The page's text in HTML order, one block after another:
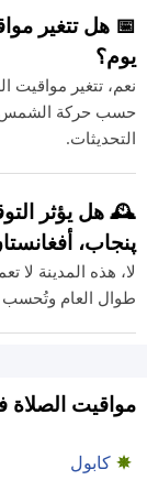
📅 هل تتغير
يوم؟
نعم، تتغير مواقيت
حسب حركة الشمس.
التحديثات.
🕰️ هل يؤثر
پنجاب،
لا، هذه المدينة لا
طوال العام وتُحسب
مواقيت الصلاة
كابول